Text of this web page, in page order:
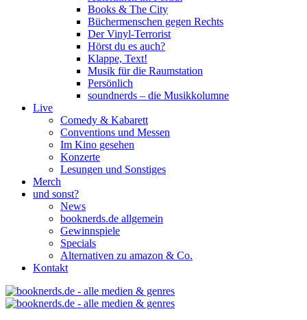
Books & The City
Büchermenschen gegen Rechts
Der Vinyl-Terrorist
Hörst du es auch?
Klappe, Text!
Musik für die Raumstation
Persönlich
soundnerds – die Musikkolumne
Live
Comedy & Kabarett
Conventions und Messen
Im Kino gesehen
Konzerte
Lesungen und Sonstiges
Merch
und sonst?
News
booknerds.de allgemein
Gewinnspiele
Specials
Alternativen zu amazon & Co.
Kontakt